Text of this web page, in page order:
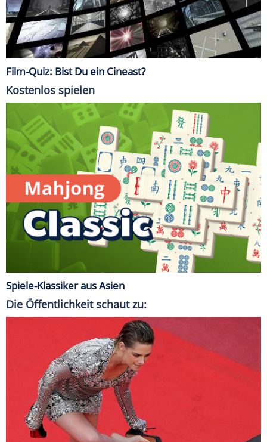
Film-Quiz: Bist Du ein Cineast?
Kostenlos spielen
Spiele-Klassiker aus Asien
Die Öffentlichkeit schaut zu: